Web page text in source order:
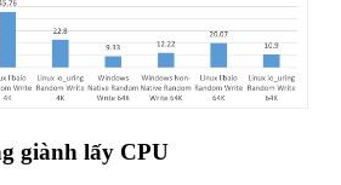
giành lấy CPU